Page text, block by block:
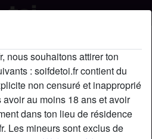
nous souhaitons attirer ton
: soifdetoi.fr contient du
non censuré et inapproprié
au moins 18 ans et avoir
dans ton lieu de résidence
Les mineurs sont exclus de